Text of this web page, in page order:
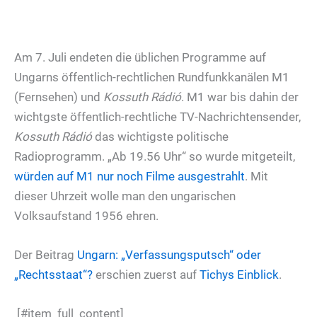
Am 7. Juli endeten die üblichen Programme auf
Ungarns öffentlich-rechtlichen Rundfunkkanälen M1
(Fernsehen) und Kossuth Rádió. M1 war bis dahin der
wichtgste öffentlich-rechtliche TV-Nachrichtensender,
Kossuth Rádiódas wichtigste politische
Radioprogramm. „Ab 19.56 Uhr“ so wurde mitgeteilt,
würden auf M1 nur noch Filme ausgestrahlt. Mit
dieser Uhrzeit wolle man den ungarischen
Volksaufstand 1956 ehren.
Der Beitrag Ungarn: „Verfassungsputsch“ oder
„Rechtsstaat“? erschien zuerst auf Tichys Einblick.
[#item_full_content]